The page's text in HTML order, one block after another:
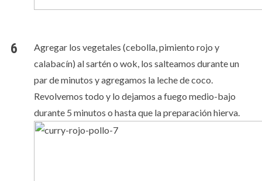
Agregar los vegetales (cebolla, pimiento rojo y
calabacín) al sartén o wok, los salteamos durante un
par de minutos y agregamos la leche de coco.
Revolvemos todo y lo dejamos a fuego medio-bajo
durante 5 minutos o hasta que la preparación hierva.